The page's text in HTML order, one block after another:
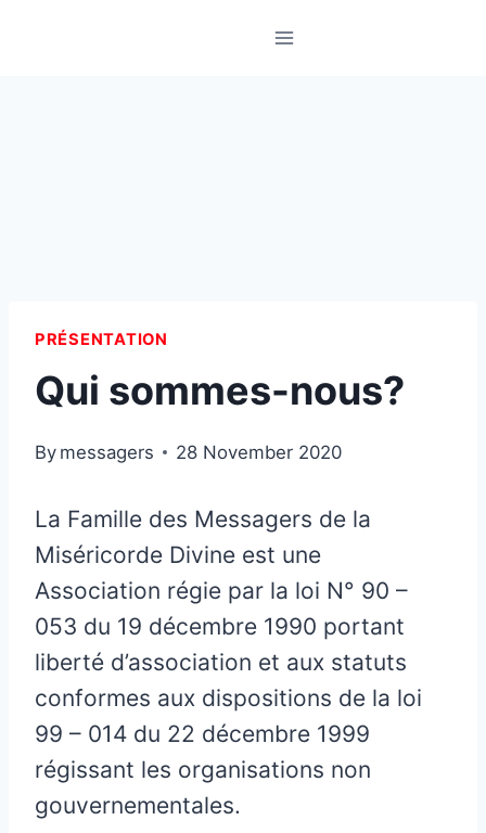
PRÉSENTATION
Qui sommes-nous?
By messagers 28 November 2020
La Famille des Messagers de la
Miséricorde Divine est une
Association régie par la loi N° 90 –
053 du 19 décembre 1990 portant
liberté d’association et aux statuts
conformes aux dispositions de la loi
99 – 014 du 22 décembre 1999
régissant les organisations non
gouvernementales.